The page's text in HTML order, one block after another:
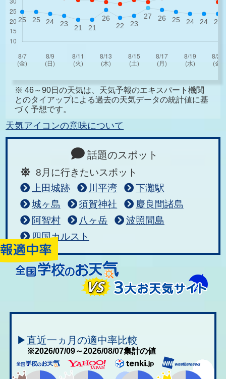
※ 46～90日の天気は、天気予報のエキスパート機関
とのタイアップによる過去の天気データの統計値に基
づく予想です。
天気アイコンの意味について
話題のスポット
8月に行きたいスポット
上田城跡
川平湾
下灘駅
城ヶ島
須賀神社
慶良間諸島
阿智村
八ヶ岳
波照間島
四国カルスト
▶直近一ヵ月の適中率比較
※2026/07/09～2026/08/07集計の値